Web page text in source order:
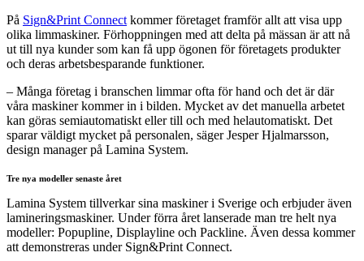
På Sign&Print Connect kommer företaget framför allt att visa upp
olika limmaskiner. Förhoppningen med att delta på mässan är att nå
ut till nya kunder som kan få upp ögonen för företagets produkter
och deras arbetsbesparande funktioner.
– Många företag i branschen limmar ofta för hand och det är där
våra maskiner kommer in i bilden. Mycket av det manuella arbetet
kan göras semiautomatiskt eller till och med helautomatiskt. Det
sparar väldigt mycket på personalen, säger Jesper Hjalmarsson,
design manager på Lamina System.
Tre nya modeller senaste året
Lamina System tillverkar sina maskiner i Sverige och erbjuder även
lamineringsmaskiner. Under förra året lanserade man tre helt nya
modeller: Popupline, Displayline och Packline. Även dessa kommer
att demonstreras under Sign&Print Connect.